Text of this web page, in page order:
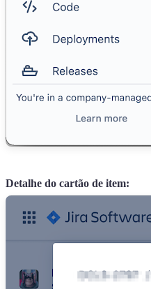
Detalhe do cartão de item: